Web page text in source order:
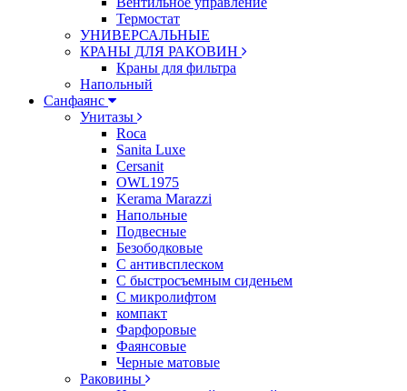
Термостат
УНИВЕРСАЛЬНЫЕ
КРАНЫ ДЛЯ РАКОВИН
Краны для фильтра
Напольный
Санфаянс
Унитазы
Roca
Sanita Luxe
Cersanit
OWL1975
Kerama Marazzi
Напольные
Подвесные
Безободковые
С антивсплеском
С быстросъемным сиденьем
С микролифтом
компакт
Фарфоровые
Фаянсовые
Черные матовые
Раковины